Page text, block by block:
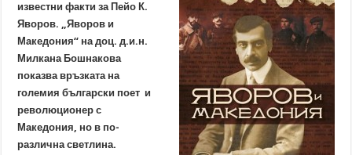
известни факти за Пейо К.
Яворов. „Яворов и
Македония“ на доц. д.и.н.
Милкана Бошнакова
показва връзката на
големия български поет и
революционер с
Македония, но в по-
различна светлина.